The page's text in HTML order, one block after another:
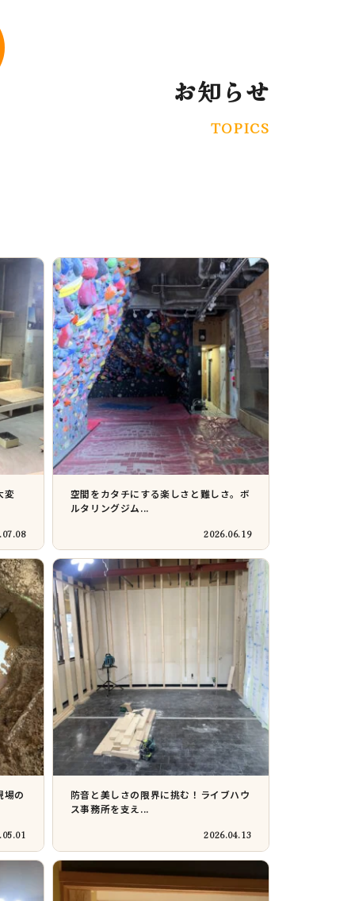
お知らせ
TOPICS
変
空間をカタチにする楽しさと難しさ。ボ
ルタリングジム...
2026.06.19
場の
防音と美しさの限界に挑む！ライブハウ
ス事務所を支え...
2026.04.13